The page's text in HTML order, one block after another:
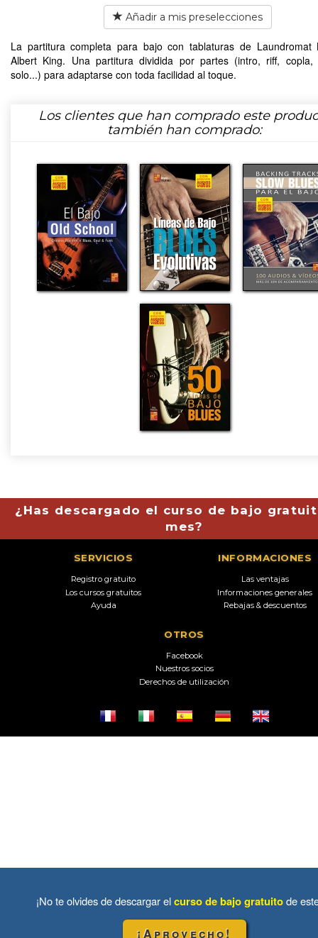
Añadir a mis preselecciones
La partitura completa para bajo con tablaturas de Laundromat
Albert King. Una partitura dividida por partes (intro, riff, copla,
solo...) para adaptarse con toda facilidad al toque.
Los clientes que han comprado este
también han comprado:
¿Has descargado el curso de bajo
mes?
SERVICIOS
Registro gratuito
Los cursos gratuitos
Ayuda
INFORMACIONES
Las ventajas
Informaciones generales
Rebajas & descuentos
OTROS
Facebook
Nuestros socios
Derechos de utilización
¡No te olvides de descargar elcurso de bajo gratuitode
¡Aprovecho!